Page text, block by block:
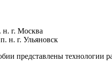
г. Москва
н. г. Ульяновск
представлены технологии